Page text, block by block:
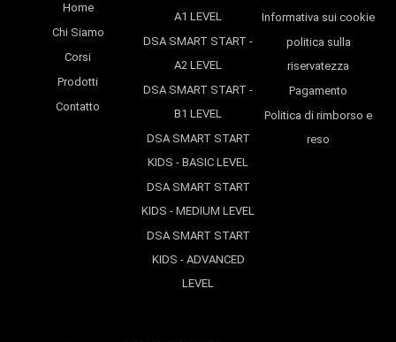
Home
Chi Siamo
Corsi
Prodotti
Contatto
A1 LEVEL
DSA SMART START -
A2 LEVEL
DSA SMART START -
B1 LEVEL
DSA SMART START
KIDS - BASIC LEVEL
DSA SMART START
KIDS - MEDIUM LEVEL
DSA SMART START
KIDS - ADVANCED
LEVEL
Informativa sui cookie
politica sulla
riservatezza
Pagamento
Politica di rimborso e
reso